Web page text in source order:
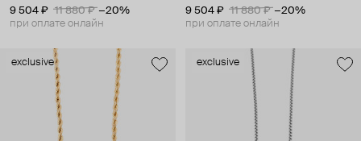
9 504 ₽
11 880 ₽ −20%
при оплате онлайн
9 504 ₽
11 880 ₽ −20%
при оплате онлайн
exclusive exclusive